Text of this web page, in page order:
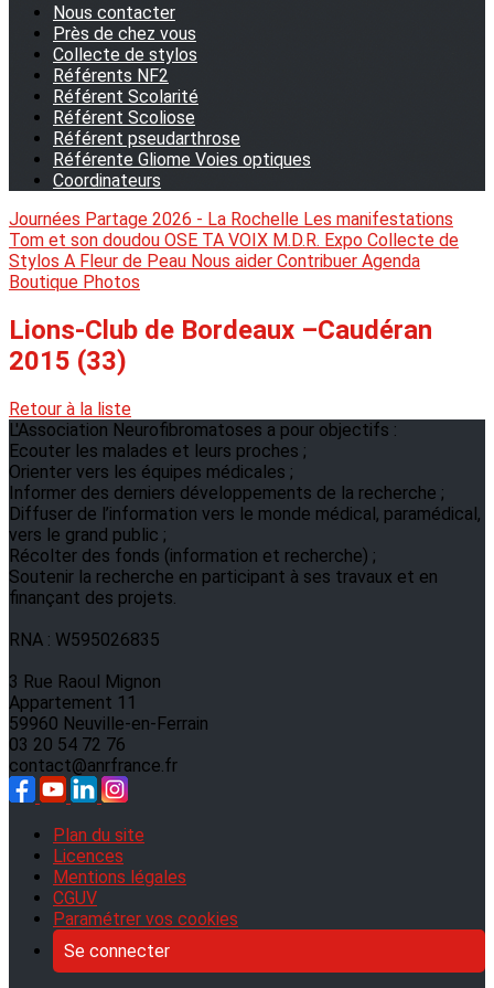
Nous contacter
Près de chez vous
Collecte de stylos
Référents NF2
Référent Scolarité
Référent Scoliose
Référent pseudarthrose
Référente Gliome Voies optiques
Coordinateurs
Journées Partage 2026 - La Rochelle Les manifestations
Tom et son doudou OSE TA VOIX M.D.R. Expo Collecte de
Stylos A Fleur de Peau Nous aider Contribuer Agenda
Boutique Photos
Lions-Club de Bordeaux –Caudéran
2015 (33)
Retour à la liste
L'Association Neurofibromatoses a pour objectifs :
Ecouter les malades et leurs proches ;
Orienter vers les équipes médicales ;
Informer des derniers développements de la recherche ;
Diffuser de l’information vers le monde médical, paramédical,
vers le grand public ;
Récolter des fonds (information et recherche) ;
Soutenir la recherche en participant à ses travaux et en
finançant des projets.
RNA : W595026835
3 Rue Raoul Mignon
Appartement 11
59960 Neuville-en-Ferrain
03 20 54 72 76
contact@anrfrance.fr
Plan du site
Licences
Mentions légales
CGUV
Paramétrer vos cookies
Se connecter